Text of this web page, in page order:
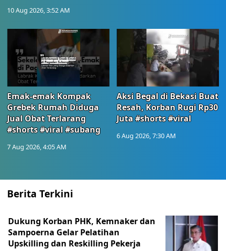
10 Aug 2026, 3:52 AM
Emak-emak Kompak
Grebek Rumah Diduga
Jual Obat Terlarang
#shorts #viral #subang
7 Aug 2026, 4:05 AM
Aksi Begal di Bekasi Buat
Resah, Korban Rugi Rp30
Juta #shorts #viral
6 Aug 2026, 7:30 AM
Berita Terkini
Dukung Korban PHK, Kemnaker dan
Sampoerna Gelar Pelatihan
Upskilling dan Reskilling Pekerja